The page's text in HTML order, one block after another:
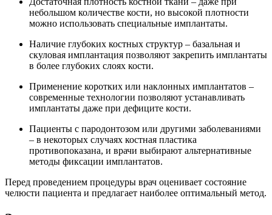
небольшом количестве кости, но высокой плотности
можно использовать специальные имплантаты.
Наличие глубоких костных структур – базальная и
скуловая имплантация позволяют закрепить имплантаты
в более глубоких слоях кости.
Применение коротких или наклонных имплантатов –
современные технологии позволяют устанавливать
имплантаты даже при дефиците кости.
Пациенты с пародонтозом или другими заболеваниями
– в некоторых случаях костная пластика
противопоказана, и врачи выбирают альтернативные
методы фиксации имплантатов.
Перед проведением процедуры врач оценивает состояние
челюсти пациента и предлагает наиболее оптимальный метод.